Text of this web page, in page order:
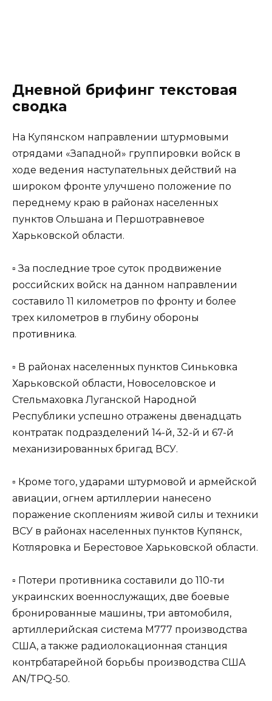
Дневной брифинг текстовая
сводка
На Купянском направлении штурмовыми
отрядами «Западной» группировки войск в
ходе ведения наступательных действий на
широком фронте улучшено положение по
переднему краю в районах населенных
пунктов Ольшана и Першотравневое
Харьковской области.
▫️ За последние трое суток продвижение
российских войск на данном направлении
составило 11 километров по фронту и более
трех километров в глубину обороны
противника.
▫️ В районах населенных пунктов Синьковка
Харьковской области, Новоселовское и
Стельмаховка Луганской Народной
Республики успешно отражены двенадцать
контратак подразделений 14-й, 32-й и 67-й
механизированных бригад ВСУ.
▫️ Кроме того, ударами штурмовой и армейской
авиации, огнем артиллерии нанесено
поражение скоплениям живой силы и техники
ВСУ в районах населенных пунктов Купянск,
Котляровка и Берестовое Харьковской области.
▫️ Потери противника составили до 110-ти
украинских военнослужащих, две боевые
бронированные машины, три автомобиля,
артиллерийская система М777 производства
США, а также радиолокационная станция
контрбатарейной борьбы производства США
AN/TPQ-50.